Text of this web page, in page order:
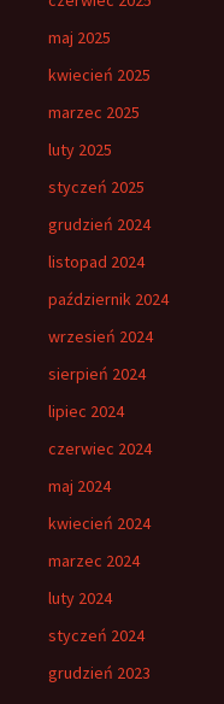
maj 2025
kwiecień 2025
marzec 2025
luty 2025
styczeń 2025
grudzień 2024
listopad 2024
październik 2024
wrzesień 2024
sierpień 2024
lipiec 2024
czerwiec 2024
maj 2024
kwiecień 2024
marzec 2024
luty 2024
styczeń 2024
grudzień 2023